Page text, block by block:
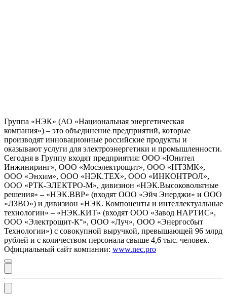
Группа «НЭК» (АО «Национальная энергетическая
компания») – это объединение предприятий, которые
производят инновационные российские продукты и
оказывают услуги для электроэнергетики и промышленности.
Сегодня в Группу входят предприятия: ООО «Юнител
Инжиниринг», ООО «Мосэлектрощит», ООО «НТЗМК»,
ООО «Энхим», ООО «НЭК.ТЕХ», ООО «ИНКОНТРОЛ»,
ООО «РТК-ЭЛЕКТРО-М», дивизион «НЭК.Высоковольтные
решения» – «НЭК.ВВР» (входят ООО «Эйч Энерджи» и ООО
«ЛЗВО») и дивизион «НЭК. Компоненты и интеллектуальные
технологии» – «НЭК.КИТ» (входят ООО «Завод НАРТИС»,
ООО «Электрощит-К°», ООО «Луч», ООО «Энергосбыт
Технологии») с совокупной выручкой, превышающей 96 млрд
рублей и с количеством персонала свыше 4,6 тыс. человек.
Официальный сайт компании: www.nec.pro